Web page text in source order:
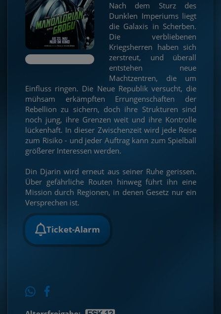
Nach dem Sturz des
Dunklen Imperiums liegt
die Galaxis in Scherben.
Die verbliebenen
Kriegsherren haben sich
zerstreut, und überall
entstehen neue
Machtzentren, die um
Einfluss ringen. Die Neue Republik versucht, die
mühsam erkämpften Errungenschaften der
Rebellion zu sichern, doch ihre Strukturen sind
noch jung, ihre Grenzen weit und ihre Kontrolle
lückenhaft. In dieser Zwischenzeit wird jede Reise
zum Risiko - und jeder Auftrag kann zum Spielball
größerer Interessen werden.
Din Djarin wird erneut aus seiner Ruhe gerissen.
Über gefährliche Routen hinweg führt ihn eine
Mission durch Regionen, in denen Gesetz nur ein
Versprechen ist.
Ticket-Alarm